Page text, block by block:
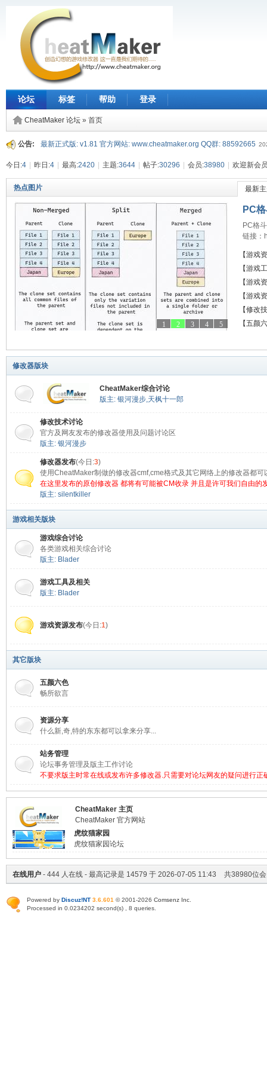
论坛 标签 帮助 登录
CheatMaker 论坛 » 首页
公告: 最新正式版: v1.81 官方网站: www.cheatmaker.org QQ群: 88592665
今日:4 昨日:4 最高:2420 主题:3644 帖子:30296 会员:38980 欢迎新会
热点图片
5
4
3
2
1
最新
PC
PC格
链接：
存到自
决方法
【游戏
全皮肤
【游戏
9.0 中
【游戏
载 解
【游戏
C+预
【修改
【五颜
修改器版块
CheatMaker综合讨论
版主: 银河漫步,天枫十一郎
修改技术讨论
官方及网友发布的修改器使用及问题讨论区
版主: 银河漫步
修改器发布(今日:3)
使用CheatMaker制做的修改器cmf,cme格式及其它网络上的修改器都可
在这里发布的原创修改器 都将有可能被CM收录 并且是许可我们自由的
版主: silentkiller
游戏相关版块
游戏综合讨论
各类游戏相关综合讨论
版主: Blader
游戏工具及相关
版主: Blader
游戏资源发布(今日:1)
其它版块
五颜六色
畅所欲言
资源分享
什么新,奇,特的东东都可以拿来分享...
站务管理
论坛事务管理及版主工作讨论
不要求版主时常在线或发布许多修改器.只需要对论坛网友的疑问进行正
CheatMaker 主页
CheatMaker 官方网站
虎纹猫家园
虎纹猫家园论坛
在线用户 - 444 人在线 - 最高记录是 14579 于 2026-07-05 11:43 共38980位
Powered by Discuz!NT 3.6.601 © 2001-2026 Comsenz Inc
Processed in 0.0234202 second(s) , 8 queries.